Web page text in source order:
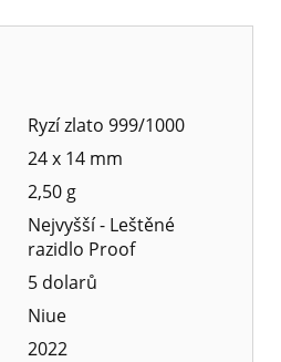
Ryzí zlato 999/1000
24 x 14 mm
2,50 g
Nejvyšší - Leštěné
razidlo Proof
5 dolarů
Niue
2022